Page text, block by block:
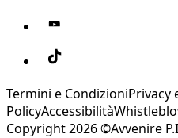
Termini e CondizioniPrivacy
PolicyAccessibilità
Copyright 2026 ©Avvenire